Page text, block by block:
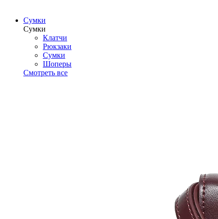
Сумки
Сумки
Клатчи
Рюкзаки
Сумки
Шоперы
Смотреть все